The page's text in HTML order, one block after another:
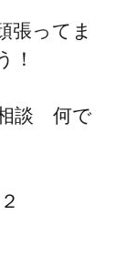
張ってま
！
談 何で